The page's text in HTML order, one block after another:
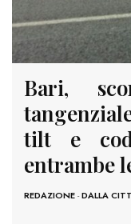
Bari,
tilt e
entrambe
REDAZIONE-DALLA